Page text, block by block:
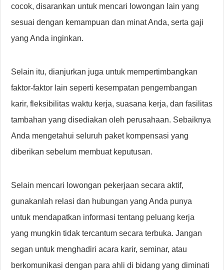
cocok, disarankan untuk mencari lowongan lain yang
sesuai dengan kemampuan dan minat Anda, serta gaji
yang Anda inginkan.
Selain itu, dianjurkan juga untuk mempertimbangkan
faktor-faktor lain seperti kesempatan pengembangan
karir, fleksibilitas waktu kerja, suasana kerja, dan fasilitas
tambahan yang disediakan oleh perusahaan. Sebaiknya
Anda mengetahui seluruh paket kompensasi yang
diberikan sebelum membuat keputusan.
Selain mencari lowongan pekerjaan secara aktif,
gunakanlah relasi dan hubungan yang Anda punya
untuk mendapatkan informasi tentang peluang kerja
yang mungkin tidak tercantum secara terbuka. Jangan
segan untuk menghadiri acara karir, seminar, atau
berkomunikasi dengan para ahli di bidang yang diminati